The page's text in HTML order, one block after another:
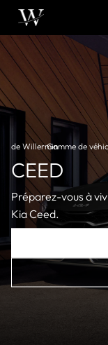
de Willermin
›
Gamme de
CEED
Préparez-vous à
Kia Ceed.